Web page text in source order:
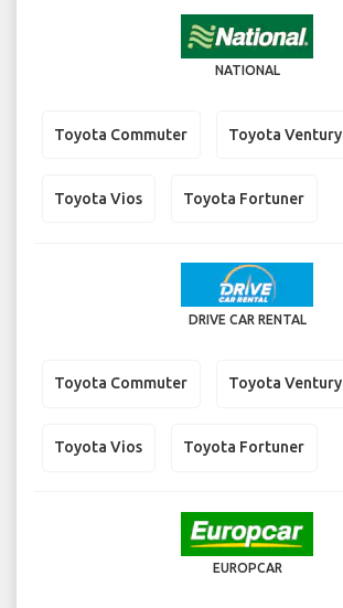
NATIONAL
Toyota Commuter Toyota Ventury
Toyota Vios Toyota Fortuner
DRIVE CAR RENTAL
Toyota Commuter Toyota Ventury
Toyota Vios Toyota Fortuner
EUROPCAR